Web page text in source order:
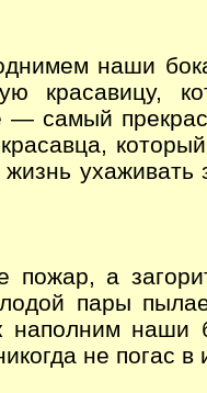
наши
красавицу,
— самый
жизнь
пожар, а
пары
наполним
не погас в